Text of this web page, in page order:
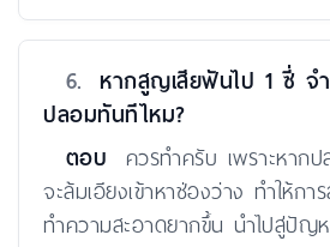
6. หากสูญเสียฟันไป 1 ซี่ จ
ปลอมทันทีไหม?
ตอบ ควรทำครับ เพราะหาก
จะล้มเอียงเข้าหาช่องว่าง ทำให้ก
ทำความสะอาดยากขึ้น นำไปสู่ปัญ